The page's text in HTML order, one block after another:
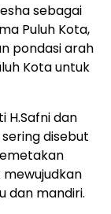
sebagai
Puluh Kota,
pondasi arah
Kota untuk
H.Safni dan
disebut
mewujudkan
dan mandiri.